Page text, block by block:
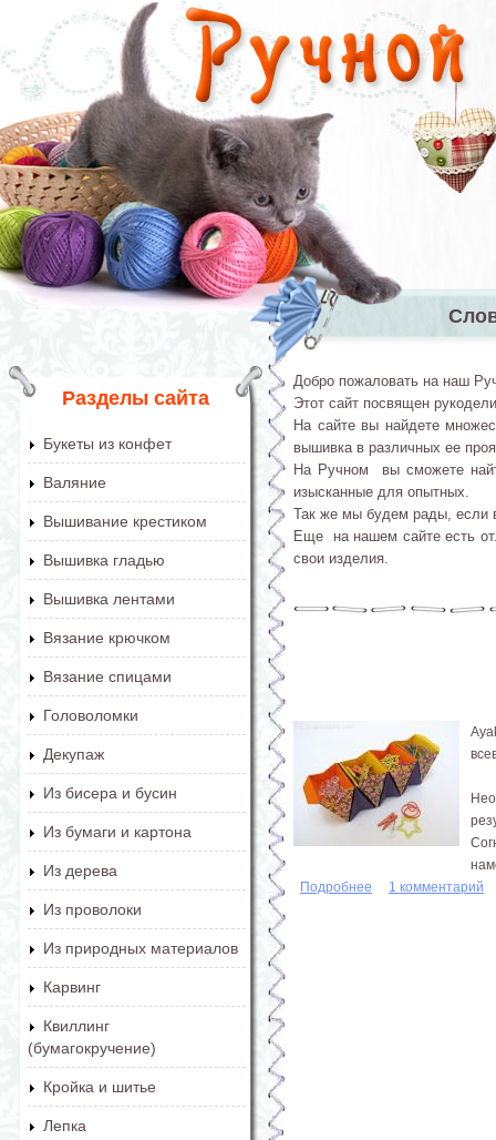
Перейти к основному содержанию
Главное
Разделы сайта
Букеты из конфет
Валяние
Вышивание крестиком
Вышивка гладью
Вышивка лентами
Вязание крючком
Вязание спицами
Головоломки
Декупаж
Из бисера и бусин
Из бумаги и картона
Из дерева
Из проволоки
Из природных материалов
Карвинг
Квиллинг
(бумагокручение)
Кройка и шитье
Лепка
Добро пожаловать на наш
Этот сайт посвящен
На сайте вы найдете
вышивка в различных ее
На Ручном вы сможете
изысканные для опытных.
Так же мы будем рады, если
Еще на нашем сайте есть
свои изделия.
Подробнее о Коробки оригами
1 комментарий